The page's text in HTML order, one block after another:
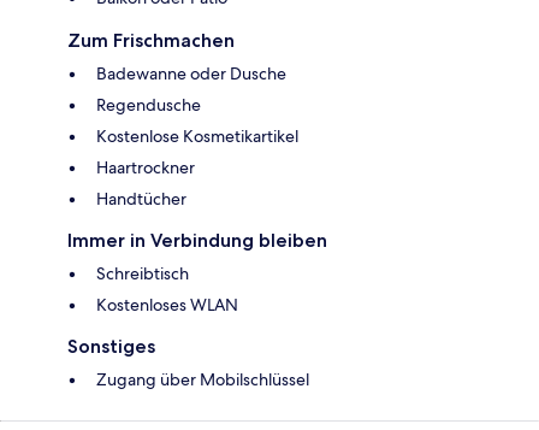
Zum Frischmachen
Badewanne oder Dusche
Regendusche
Kostenlose Kosmetikartikel
Haartrockner
Handtücher
Immer in Verbindung bleiben
Schreibtisch
Kostenloses WLAN
Sonstiges
Zugang über Mobilschlüssel